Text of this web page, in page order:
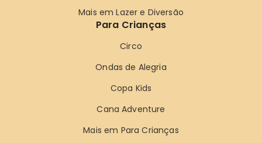
Mais em Lazer e Diversão
Para Crianças
Circo
Ondas de Alegria
Copa Kids
Cana Adventure
Mais em Para Crianças